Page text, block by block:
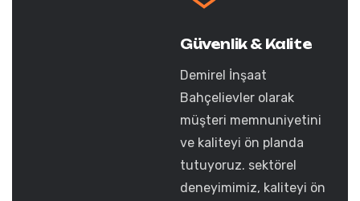
Güvenlik & Kalite
Demirel İnşaat
Bahçelievler olarak
müşteri memnuniyetini
ve kaliteyi ön planda
tutuyoruz. sektörel
deneyimimiz, kaliteyi ön